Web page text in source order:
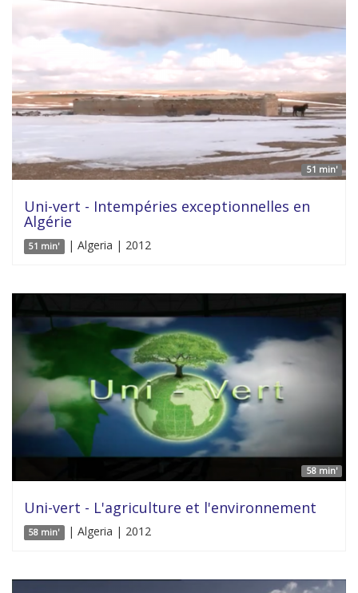
51 min'
Uni-vert - Intempéries exceptionnelles en
Algérie
51 min' | Algeria | 2012
58 min'
Uni-vert - L'agriculture et l'environnement
58 min' | Algeria | 2012